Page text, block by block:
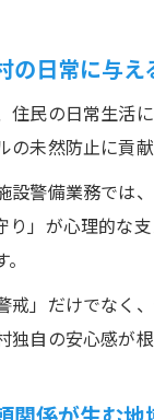
の日常に与え
住民の日常生活
の未然防止に貢
設警備業務では
り」が心理的な
戒」だけでなく
自の安心感が根